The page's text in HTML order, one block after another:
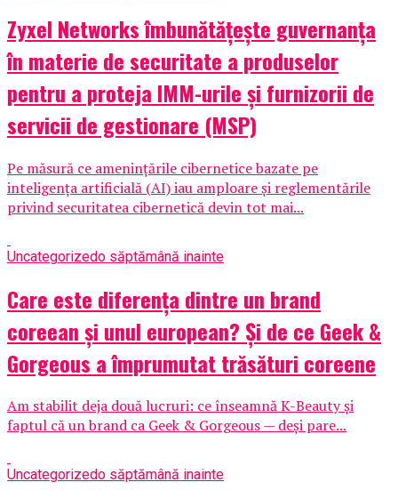
Zyxel Networks îmbunătățește guvernanța
în materie de securitate a produselor
pentru a proteja IMM-urile și furnizorii de
servicii de gestionare (MSP)
Pe măsură ce amenințările cibernetice bazate pe
inteligența artificială (AI) iau amploare și reglementările
privind securitatea cibernetică devin tot mai...
Uncategorizedo săptămână inainte
Care este diferența dintre un brand
coreean și unul european? Și de ce Geek &
Gorgeous a împrumutat trăsături coreene
Am stabilit deja două lucruri: ce înseamnă K-Beauty și
faptul că un brand ca Geek & Gorgeous — deși pare...
Uncategorizedo săptămână inainte